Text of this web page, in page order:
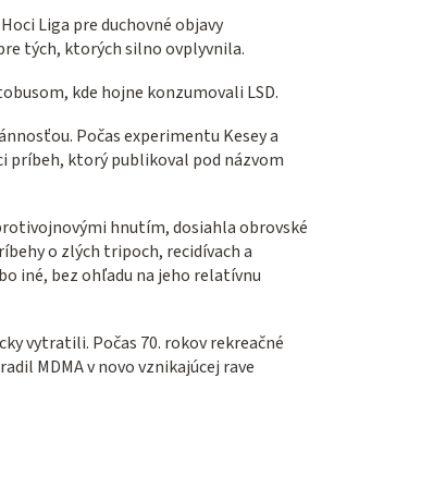
Liga pre duchovné objavy
tých, ktorých silno ovplyvnila.
kde hojne konzumovali LSD.
Počas experimentu Kesey a
príbeh, ktorý publikoval pod názvom
hnutím, dosiahla obrovské
o zlých tripoch, recidívach a
iné, bez ohľadu na jeho relatívnu
vytratili. Počas 70. rokov rekreačné
MDMA v novo vznikajúcej rave